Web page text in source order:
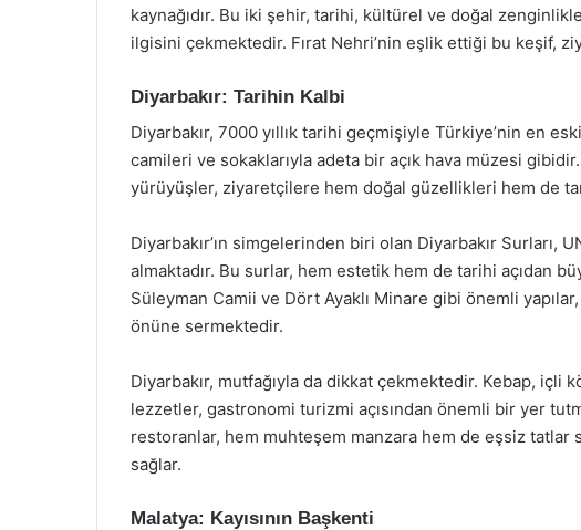
kaynağıdır. Bu iki şehir, tarihi, kültürel ve doğal
ilgisini çekmektedir. Fırat Nehri’nin eşlik ettiği bu keşif,
Diyarbakır: Tarihin Kalbi
Diyarbakır, 7000 yıllık tarihi geçmişiyle Türkiye’nin en
camileri ve sokaklarıyla adeta bir açık hava müzesi gibidir.
yürüyüşler, ziyaretçilere hem doğal güzellikleri hem de
Diyarbakır’ın simgelerinden biri olan Diyarbakır Surları,
almaktadır. Bu surlar, hem estetik hem de tarihi açıdan
Süleyman Camii ve Dört Ayaklı Minare gibi önemli
önüne sermektedir.
Diyarbakır, mutfağıyla da dikkat çekmektedir. Kebap, içli
lezzetler, gastronomi turizmi açısından önemli bir yer
restoranlar, hem muhteşem manzara hem de eşsiz tatlar
sağlar.
Malatya: Kayısının Başkenti